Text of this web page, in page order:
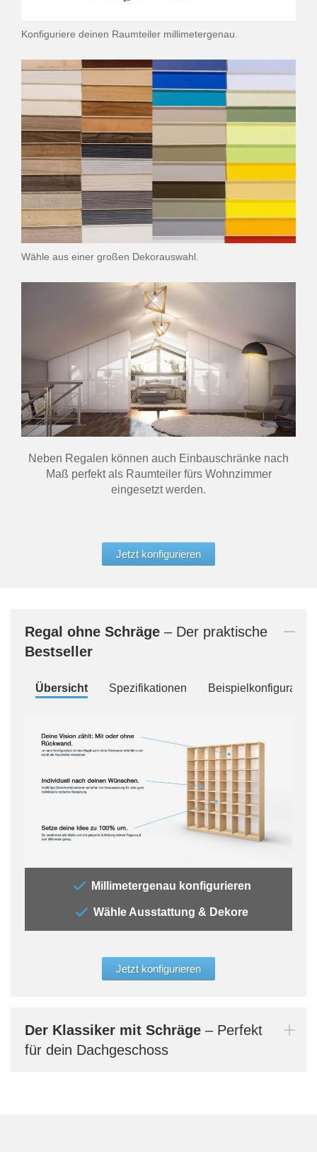
Konfiguriere deinen Raumteiler millimetergenau.
Wähle aus einer großen Dekorauswahl.
Neben Regalen können auch Einbauschränke nach
Maß perfekt als Raumteiler fürs Wohnzimmer
eingesetzt werden.
Jetzt konfigurieren
Regal ohne Schräge – Der praktische
Bestseller
Übersicht Spezifikationen
Millimetergenau konfigurieren
Wähle Ausstattung & Dekore
Jetzt konfigurieren
Der Klassiker mit Schräge – Perfekt
für dein Dachgeschoss